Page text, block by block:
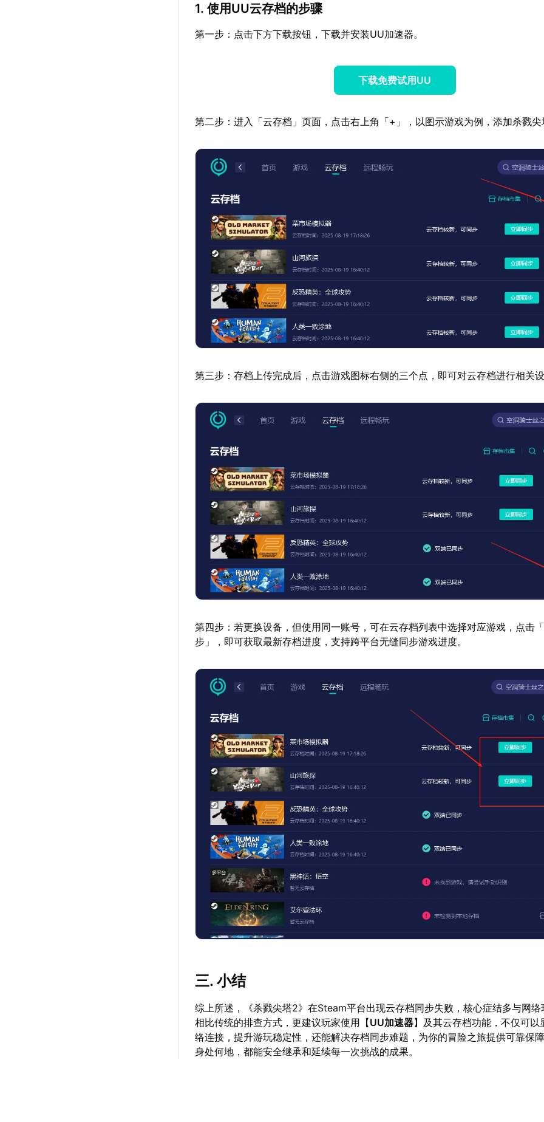
1. 使用UU云存档的步骤
第一步：点击下方下载按钮，下载并安装UU加速器。
下载免费试用UU
第二步：进入「云存档」页面，点击右上角「+」，以图示游戏为例，添加杀戮
第三步：存档上传完成后，点击游戏图标右侧的三个点，即可对云存档进行相关
第四步：若更换设备，但使用同一账号，可在云存档列表中选择对应游戏，点击
步」，即可获取最新存档进度，支持跨平台无缝同步游戏进度。
三. 小结
综上所述，《杀戮尖塔2》在Steam平台出现云存档同步失败，核心症结多与网络
相比传统的排查方式，更建议玩家使用【UU加速器】及其云存档功能，不仅可以
络连接，提升游玩稳定性，还能解决存档同步难题，为你的冒险之旅提供可靠保
身处何地，都能安全继承和延续每一次挑战的成果。